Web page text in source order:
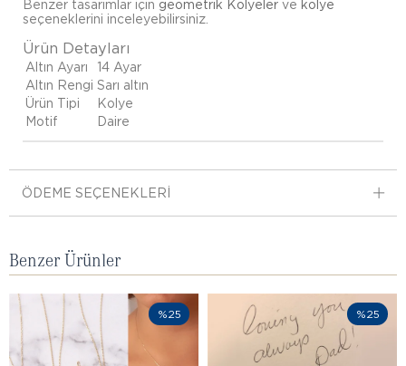
Benzer tasarımlar için geometrik Kolyeler ve kolye
seçeneklerini inceleyebilirsiniz.
Ürün Detayları
Altın Ayarı
14 Ayar
Altın Rengi Sarı altın
Ürün Tipi
Kolye
Motif
Daire
ÖDEME SEÇENEKLERI
Benzer Ürünler
%25 %25